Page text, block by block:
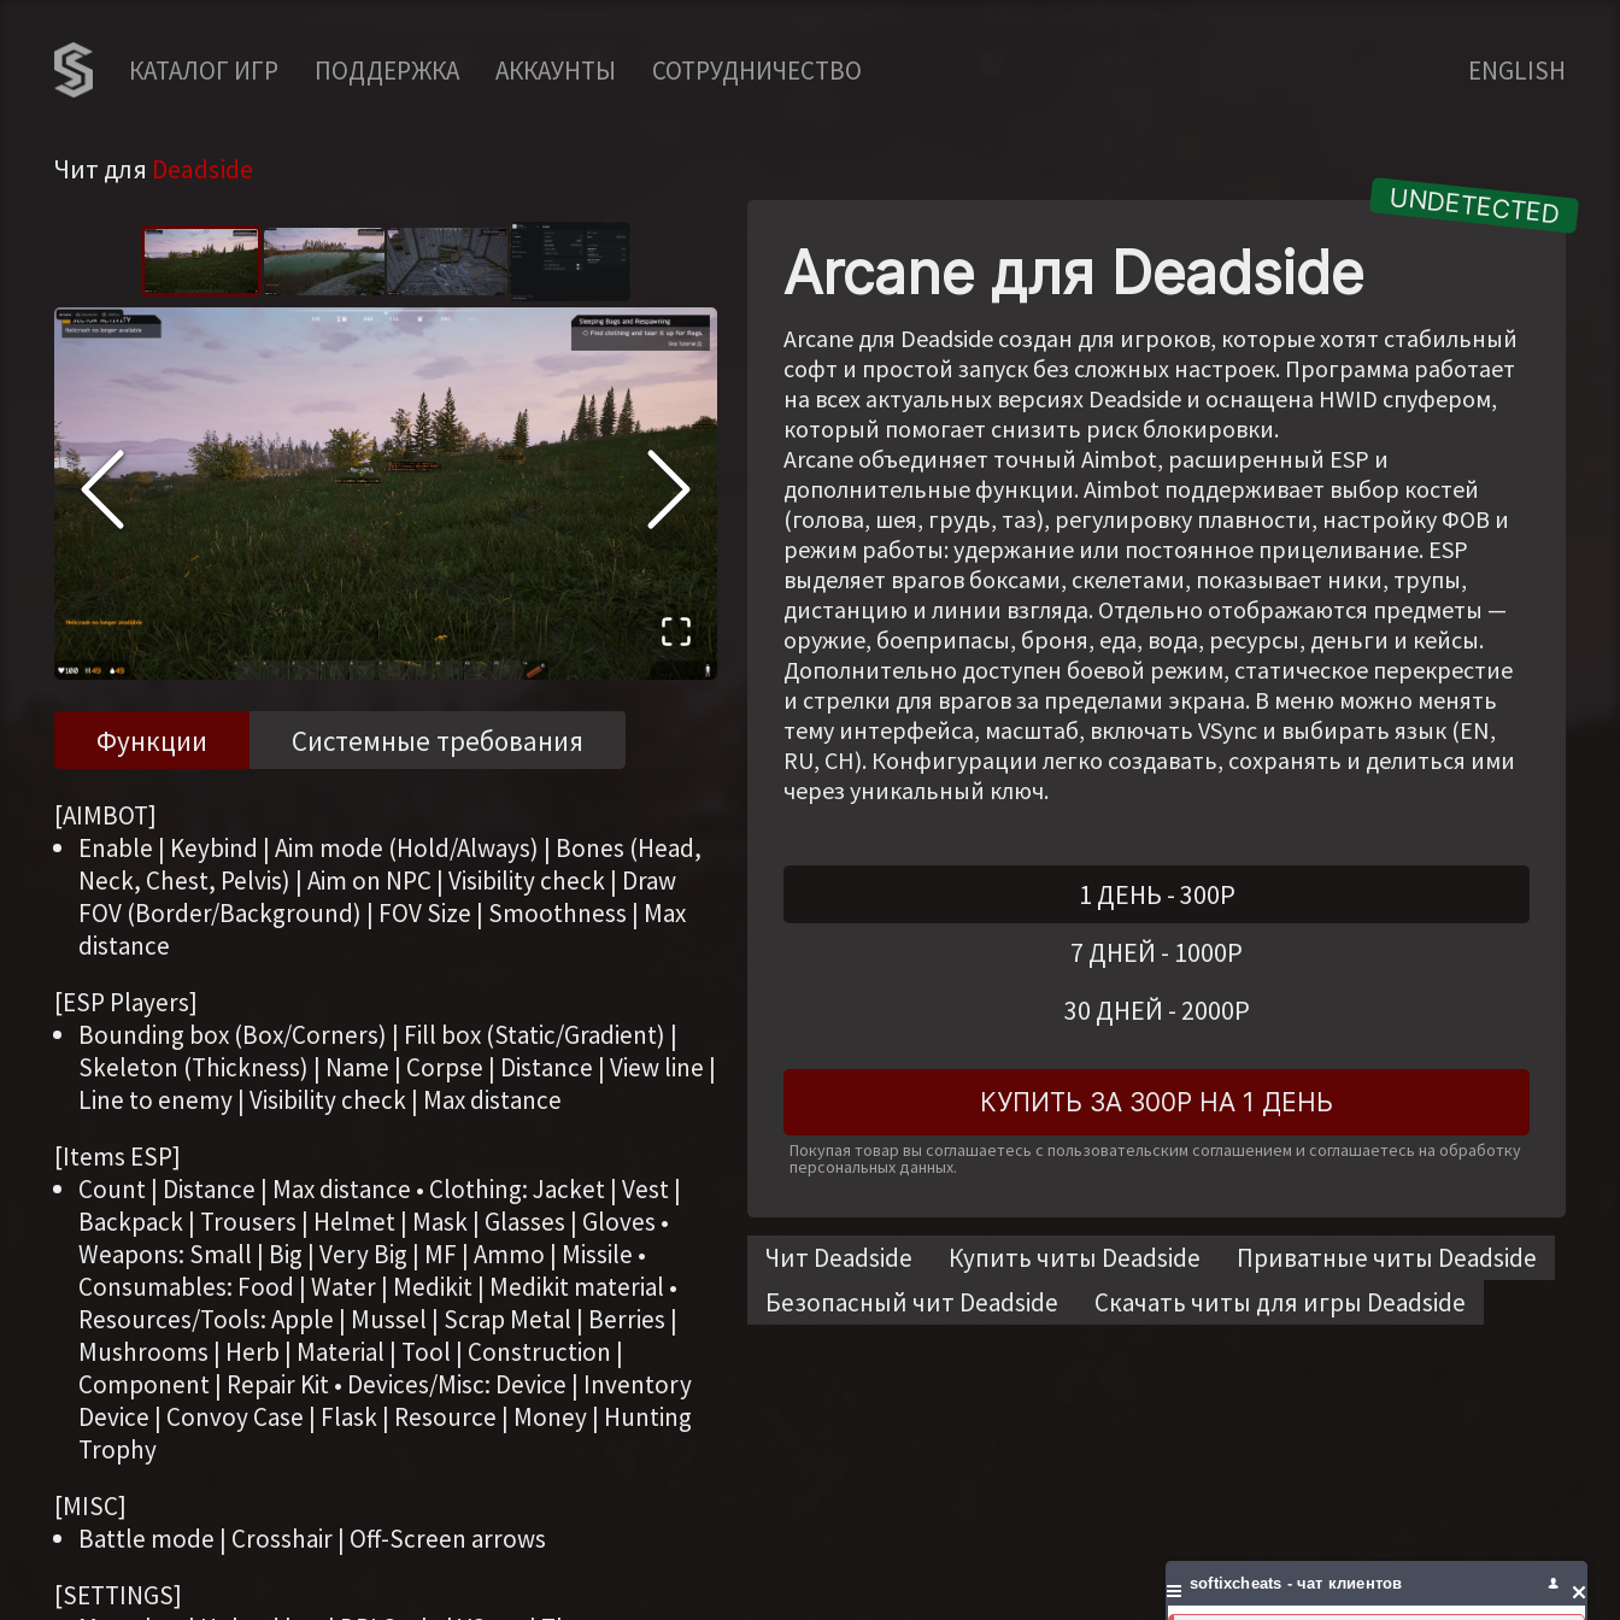
КАТАЛОГ ИГР ПОДДЕРЖКА АККАУНТЫ СОТРУДНИЧЕСТВО ENGLISH
Чит для Deadside
Функции Системные требования
[AIMBOT]
Enable | Keybind | Aim mode (Hold/Always) | Bones (Head,
Neck, Chest, Pelvis) | Aim on NPC | Visibility check | Draw
FOV (Border/Background) | FOV Size | Smoothness | Max
distance
[ESP Players]
Bounding box (Box/Corners) | Fill box (Static/Gradient) |
Skeleton (Thickness) | Name | Corpse | Distance | View line |
Line to enemy | Visibility check | Max distance
[Items ESP]
Count | Distance | Max distance • Clothing: Jacket | Vest |
Backpack | Trousers | Helmet | Mask | Glasses | Gloves •
Weapons: Small | Big | Very Big | MF | Ammo | Missile •
Consumables: Food | Water | Medikit | Medikit material •
Resources/Tools: Apple | Mussel | Scrap Metal | Berries |
Mushrooms | Herb | Material | Tool | Construction |
Component | Repair Kit • Devices/Misc: Device | Inventory
Device | Convoy Case | Flask | Resource | Money | Hunting
Trophy
[MISC]
Battle mode | Crosshair | Off-Screen arrows
[SETTINGS]
Arcane для Deadside
Arcane для Deadside создан для игроков, которые хотят стабильный
софт и простой запуск без сложных настроек. Программа работает
на всех актуальных версиях Deadside и оснащена HWID спуфером,
который помогает снизить риск блокировки.
Arcane объединяет точный Aimbot, расширенный ESP и
дополнительные функции. Aimbot поддерживает выбор костей
(голова, шея, грудь, таз), регулировку плавности, настройку ФОВ и
режим работы: удержание или постоянное прицеливание. ESP
выделяет врагов боксами, скелетами, показывает ники, трупы,
дистанцию и линии взгляда. Отдельно отображаются предметы —
оружие, боеприпасы, броня, еда, вода, ресурсы, деньги и кейсы.
Дополнительно доступен боевой режим, статическое перекрестие
и стрелки для врагов за пределами экрана. В меню можно менять
тему интерфейса, масштаб, включать VSync и выбирать язык (EN,
RU, CH). Конфигурации легко создавать, сохранять и делиться ими
через уникальный ключ.
1 ДЕНЬ -300Р
7 ДНЕЙ - 1000Р
30 ДНЕЙ - 2000Р
КУПИТЬ ЗА 300Р НА 1 ДЕНЬ
Покупая товар вы соглашаетесь с пользовательским соглашением и соглашаетесь на обработку
персональных данных.
Чит Deadside Купить читы Deadside
Приватные читы Deadside
Безопасный чит Deadside
Скачать читы для игры Deadside
softixcheats - чат клиентов